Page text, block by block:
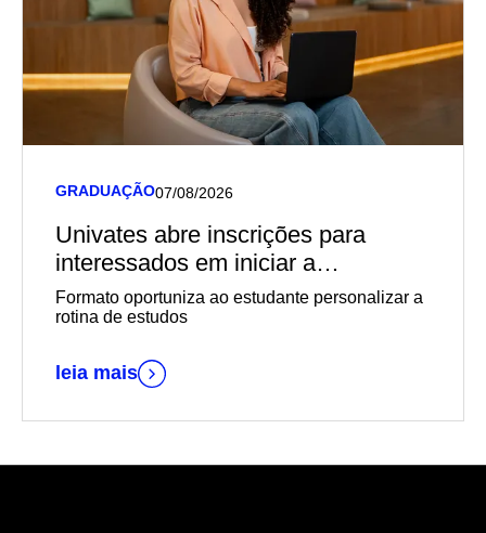
GRADUAÇÃO07/08/2026
Univates abre inscrições para
interessados em iniciar a
graduação EaD em outubro
Formato oportuniza ao estudante personalizar a
rotina de estudos
leia mais